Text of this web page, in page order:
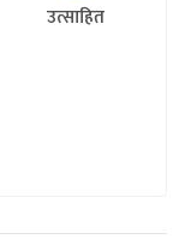
उत्साहित